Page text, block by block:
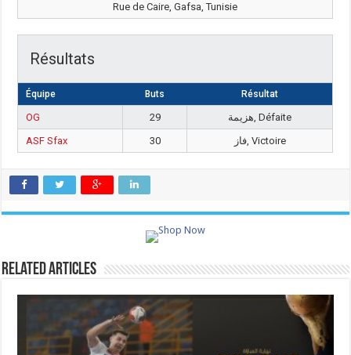
Rue de Caire, Gafsa, Tunisie
Résultats
Équipe Buts Résultat
OG 29
هزيمة, Défaite
ASF Sfax
30 فاز, Victoire
Related Articles